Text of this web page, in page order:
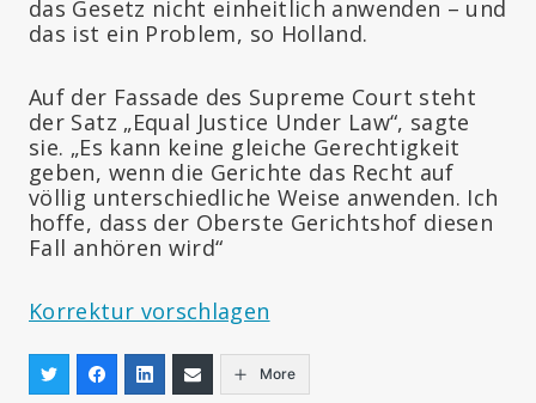
das Gesetz nicht einheitlich anwenden – und
das ist ein Problem, so Holland.
Auf der Fassade des Supreme Court steht
der Satz „Equal Justice Under Law“, sagte
sie. „Es kann keine gleiche Gerechtigkeit
geben, wenn die Gerichte das Recht auf
völlig unterschiedliche Weise anwenden. Ich
hoffe, dass der Oberste Gerichtshof diesen
Fall anhören wird“
Korrektur vorschlagen
More